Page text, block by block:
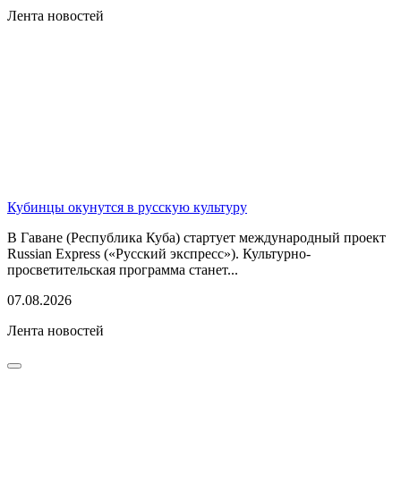
Лента новостей
Кубинцы окунутся в русскую культуру
В Гаване (Республика Куба) стартует международный проект
Russian Express («Русский экспресс»). Культурно-
просветительская программа станет...
07.08.2026
Лента новостей